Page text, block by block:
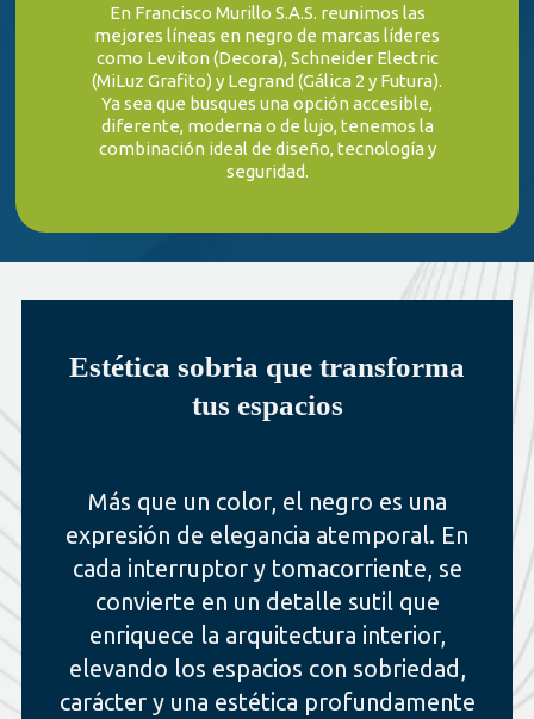
En Francisco Murillo S.A.S. reunimos las
mejores líneas en negro de marcas líderes
como Leviton (Decora), Schneider Electric
(MiLuz Grafito) y Legrand (Gálica 2 y Futura).
Ya sea que busques una opción accesible,
diferente, moderna o de lujo, tenemos la
combinación ideal de diseño, tecnología y
seguridad.
Estética sobria que transforma
tus espacios
Más que un color, el negro es una
expresión de elegancia atemporal. En
cada interruptor y tomacorriente, se
convierte en un detalle sutil que
enriquece la arquitectura interior,
elevando los espacios con sobriedad,
carácter y una estética profundamente